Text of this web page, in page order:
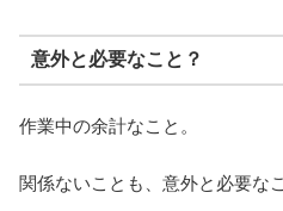
意外と必要なこと？
作業中の余計なこと。
関係ないことも、意外と必要な